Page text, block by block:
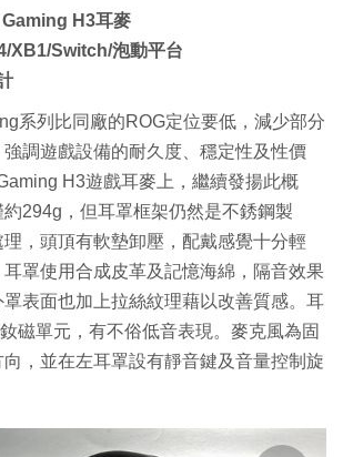
H3耳麥
XB1/Switch/泡動平台
系列比同廠的ROG定位要低，減少部分
調遊戲設備的耐久度、穩定性及性價
H3遊戲耳麥上，繼續發揚此概
294g，但耳罩框架仍然是不銹鋼製
，頭頂有軟墊卸壓，配戴感覺十分輕
罩使用合成皮革及記憶海綿，隔音效果
表面也加上拉絲紋理藉以改善質感。耳
磁單元，有不俗低音表現。麥克風為固
，並在左耳罩設有靜音鍵及音量控制旋